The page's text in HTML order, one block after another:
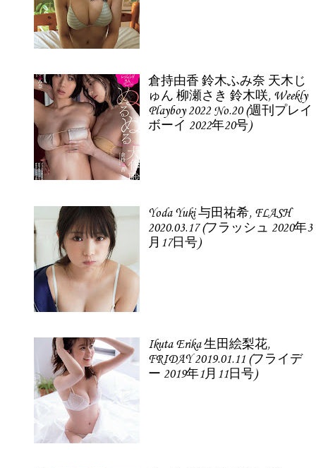
倉持由香 鈴木ふみ奈 天木じ
ゅん 柳瀬さき 鈴木咲, Weekly
Playboy 2022 No.20 (週刊プレイ
ボーイ 2022年20号)
Yoda Yuki 与田祐希, FLASH
2020.03.17 (フラッシュ 2020年3
月17日号)
Ikuta Erika 生田絵梨花,
FRIDAY 2019.01.11 (フライデ
ー 2019年1月11日号)